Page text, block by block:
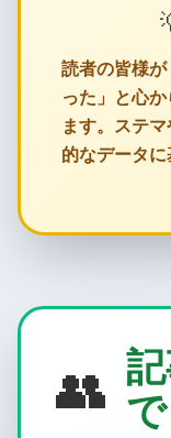
読者の皆様
った」と心
ます。ステ
的なデータ
👥 で